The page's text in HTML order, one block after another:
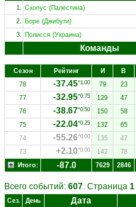
1. Скопус (Палестина)
2. Боре (Джибути)
3. Полисся (Украина)
Команды
Сезон Рейтинг И В
78
-37.45*1.00 79 23
77
-32.95*0.75 129 47
76
-38.67*0.50 150 58
75
-22.04*0.25 132 65
74
-55.26*0.00 135 47
73
+2.10*0.00 142 78
Итого:
-87.0 7629 2846
Всего событий: 607. Страница 1
Сез. День Дата